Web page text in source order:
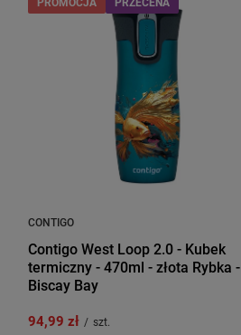
CONTIGO
Contigo West Loop 2.0 - Kubek
termiczny - 470ml - złota Rybka -
Biscay Bay
94,99 zł / szt.